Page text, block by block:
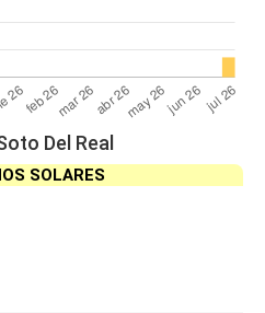
Del Real
SOLARES